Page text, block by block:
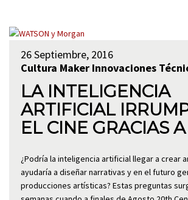
26 Septiembre, 2016
Cultura Maker Innovaciones
LA INTELIGENCIA
ARTIFICIAL
EL CINE GRACIAS
¿Podría la inteligencia artificial llegar a crear
ayudaría a diseñar narrativas y en el futuro
producciones artísticas? Estas preguntas